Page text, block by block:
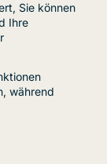
Sie können
Ihre
während